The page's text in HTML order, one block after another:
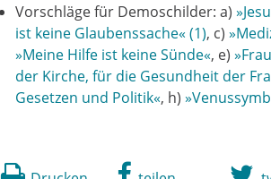
Vorschläge für Demoschilder: a)
ist keine Glaubenssache« (1), c)
»Meine Hilfe ist keine Sünde«, e)
der Kirche, für die Gesundheit der
Gesetzen und Politik«, h)